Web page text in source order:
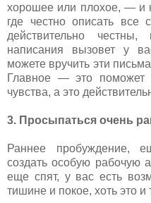
хорошее или плохое, — и
где честно описать
действительно
написания вызовет у
можете вручить эти
Главное — это поможет
чувства, а это
3. Просыпаться очень
Раннее пробуждение,
создать особую рабочую
еще спят, у вас есть
тишине и покое, хоть это и